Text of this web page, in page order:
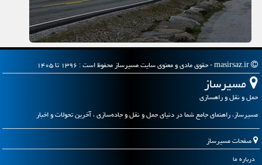
مسیرساز
حمل و نقل و راهسازی
مسیرساز، راهنمای جامع شما در دنیای حمل و نقل و جاده‌سازی ، آخرین تحولات و اخبار
صفحات مسیرساز
درباره ما